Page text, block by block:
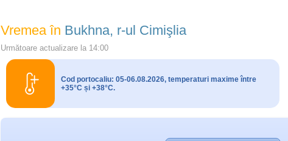
Vremea în Bukhna, r-ul Cimişlia
Următoare actualizare la 14:00
Cod portocaliu: 05-06.08.2026, temperaturi maxime între
+35°C și +38°C.